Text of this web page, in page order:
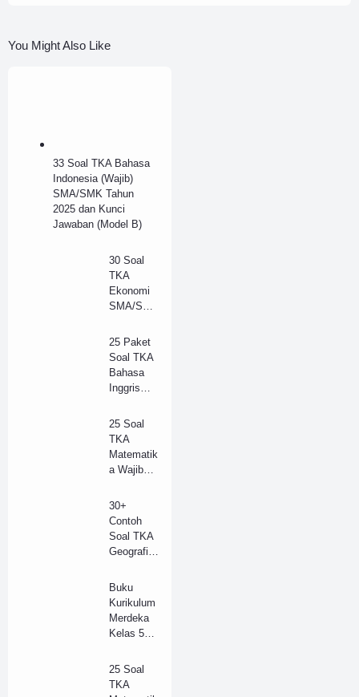
You Might Also Like
33 Soal TKA Bahasa
Indonesia (Wajib)
SMA/SMK Tahun
2025 dan Kunci
Jawaban (Model B)
30 Soal
TKA
Ekonomi
SMA/SM
2025 dan
Kunci
Jawaban
(B)
25 Paket
Soal TKA
Bahasa
Inggris
SMA/SM
K 2025 +
Kunci
Jawaban
(Model B)
25 Soal
TKA
Matematik
a Wajib
Tahun
2025 +
Kunci
Jawaban
Lengkap
30+
Contoh
Soal TKA
Geografi
K Tahun
2025 dan
Kunci
Jawaban
Buku
Kurikulum
Merdeka
Kelas 5
dan
Siswa) pdf
Revisi
25 Soal
TKA